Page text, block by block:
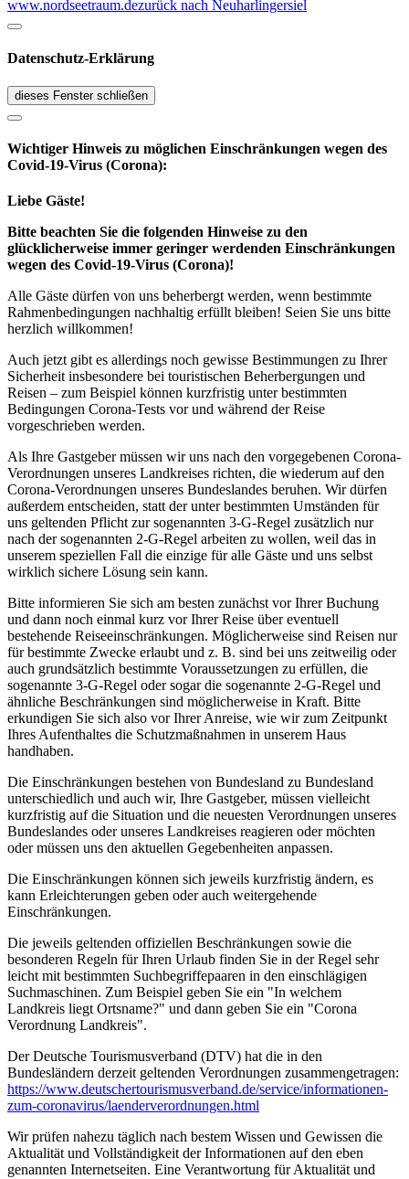
www.nordseetraum.dezurück nach Neuharlingersiel
Datenschutz-Erklärung
dieses Fenster schließen
Wichtiger Hinweis zu möglichen Ein­schränk­ungen wegen des
Covid-19-Virus (Corona):
Liebe Gäste!
Bitte beachten Sie die folgenden Hinweise zu den
glücklicherweise immer geringer werdenden Einschränkungen
wegen des Covid-19-Virus (Corona)!
Alle Gäste dürfen von uns beherbergt werden, wenn bestimmte
Rahmenbedingungen nachhaltig erfüllt bleiben! Seien Sie uns bitte
herzlich willkommen!
Auch jetzt gibt es allerdings noch gewisse Bestimmungen zu Ihrer
Sicherheit insbesondere bei touristischen Beherbergungen und
Reisen – zum Beispiel können kurzfristig unter bestimmten
Bedingungen Corona-Tests vor und während der Reise
vorgeschrieben werden.
Als Ihre Gastgeber müssen wir uns nach den vorgegebenen Corona-
Verordnungen unseres Landkreises richten, die wiederum auf den
Corona-Verordnungen unseres Bundeslandes beruhen. Wir dürfen
außerdem entscheiden, statt der unter bestimmten Umständen für
uns geltenden Pflicht zur sogenannten 3-G-Regel zusätzlich nur
nach der sogenannten 2-G-Regel arbeiten zu wollen, weil das in
unserem speziellen Fall die einzige für alle Gäste und uns selbst
wirklich sichere Lösung sein kann.
Bitte informieren Sie sich am besten zunächst vor Ihrer Buchung
und dann noch einmal kurz vor Ihrer Reise über eventuell
bestehende Reiseeinschränkungen. Möglicherweise sind Reisen nur
für bestimmte Zwecke erlaubt und z. B. sind bei uns zeitweilig oder
auch grundsätzlich bestimmte Voraussetzungen zu erfüllen, die
sogenannte 3-G-Regel oder sogar die sogenannte 2-G-Regel und
ähnliche Beschränkungen sind möglicherweise in Kraft. Bitte
erkundigen Sie sich also vor Ihrer Anreise, wie wir zum Zeitpunkt
Ihres Aufenthaltes die Schutzmaßnahmen in unserem Haus
handhaben.
Die Einschränkungen bestehen von Bundesland zu Bundesland
unterschiedlich und auch wir, Ihre Gastgeber, müssen vielleicht
kurzfristig auf die Situation und die neuesten Verordnungen unseres
Bundeslandes oder unseres Landkreises reagieren oder möchten
oder müssen uns den aktuellen Gegebenheiten anpassen.
Die Einschränkungen können sich jeweils kurzfristig ändern, es
kann Erleichterungen geben oder auch weitergehende
Einschränkungen.
Die jeweils geltenden offiziellen Beschränkungen sowie die
besonderen Regeln für Ihren Urlaub finden Sie in der Regel sehr
leicht mit bestimmten Suchbegriffepaaren in den einschlägigen
Suchmaschinen. Zum Beispiel geben Sie ein "In welchem
Landkreis liegt Ortsname?" und dann geben Sie ein "Corona
Verordnung Landkreis".
Der Deutsche Tourismusverband (DTV) hat die in den
Bundesländern derzeit geltenden Verordnungen zusammengetragen:
https://www.deutscher­tourismusverband.de/­service/­informationen-
zum-coronavirus/­laenderverordnungen.html
Wir prüfen nahezu täglich nach bestem Wissen und Gewissen die
Aktualität und Vollständigkeit der Informationen auf den eben
genannten Internetseiten. Eine Verantwortung für Aktualität und